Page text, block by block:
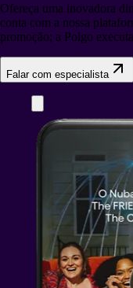
Ofereça uma inovadora
conta com a nossa
promoção; a Polgo
Falar com especialista